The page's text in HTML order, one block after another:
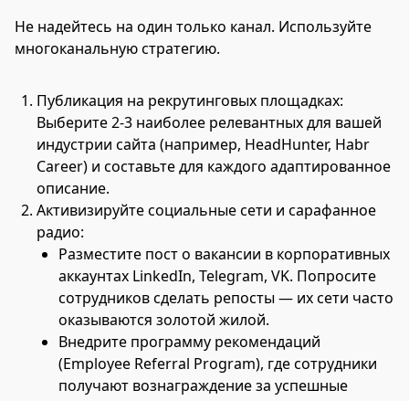
Не надейтесь на один только канал. Используйте
многоканальную стратегию.
Публикация на рекрутинговых площадках:
Выберите 2-3 наиболее релевантных для вашей
индустрии сайта (например, HeadHunter, Habr
Career) и составьте для каждого адаптированное
описание.
Активизируйте социальные сети и сарафанное
радио:
Разместите пост о вакансии в корпоративных
аккаунтах LinkedIn, Telegram, VK. Попросите
сотрудников сделать репосты — их сети часто
оказываются золотой жилой.
Внедрите программу рекомендаций
(Employee Referral Program), где сотрудники
получают вознаграждение за успешные